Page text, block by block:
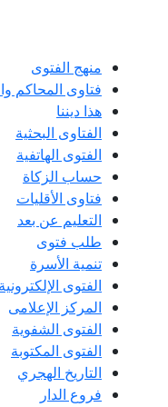
منهج الفتوى
فتاوى المحاكم
هذا ديننا
الفتاوى البحثية
الفتوى الهاتفية
حساب الزكاة
فتاوى الأقليات
التعليم عن بعد
طلب فتوى
تنمية الأسرة
الفتوى الإلكترونية
المركز الإعلامى
الفتوى الشفوية
الفتوى المكتوبة
التاريخ الهجري
فروع الدار